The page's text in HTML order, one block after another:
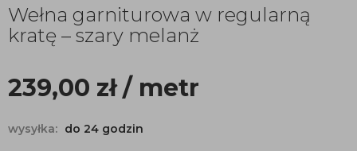
Wełna garniturowa w regularną
kratę – szary melanż
239,00 zł/ metr
wysyłka: do 24 godzin